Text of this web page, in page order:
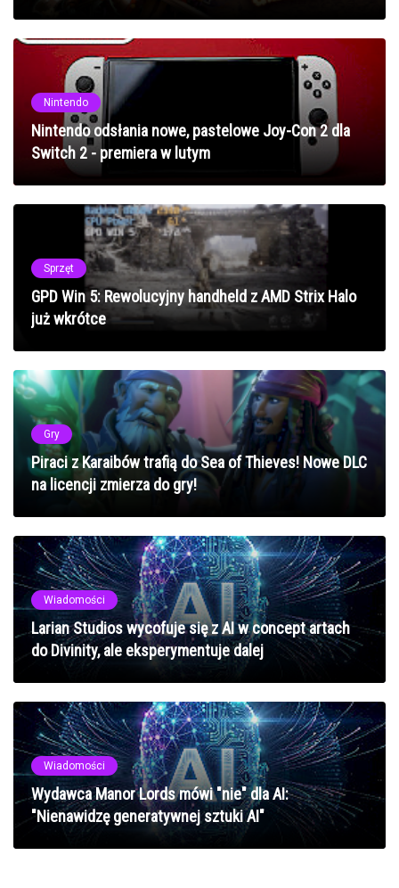
Nintendo
Nintendo odsłania nowe, pastelowe Joy-Con 2 dla
Switch 2 - premiera w lutym
Sprzęt
GPD Win 5: Rewolucyjny handheld z AMD Strix Halo
już wkrótce
Gry
Piraci z Karaibów trafią do Sea of Thieves! Nowe DLC
na licencji zmierza do gry!
Wiadomości
Larian Studios wycofuje się z AI w concept artach
do Divinity, ale eksperymentuje dalej
Wiadomości
Wydawca Manor Lords mówi "nie" dla AI:
"Nienawidzę generatywnej sztuki AI"